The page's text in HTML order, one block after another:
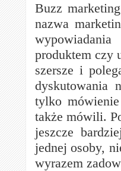
Buzz
nazwa
produktem czy
szersze i
dyskutowania
tylko
także mówili.
jeszcze
jednej osoby,
wyrazem